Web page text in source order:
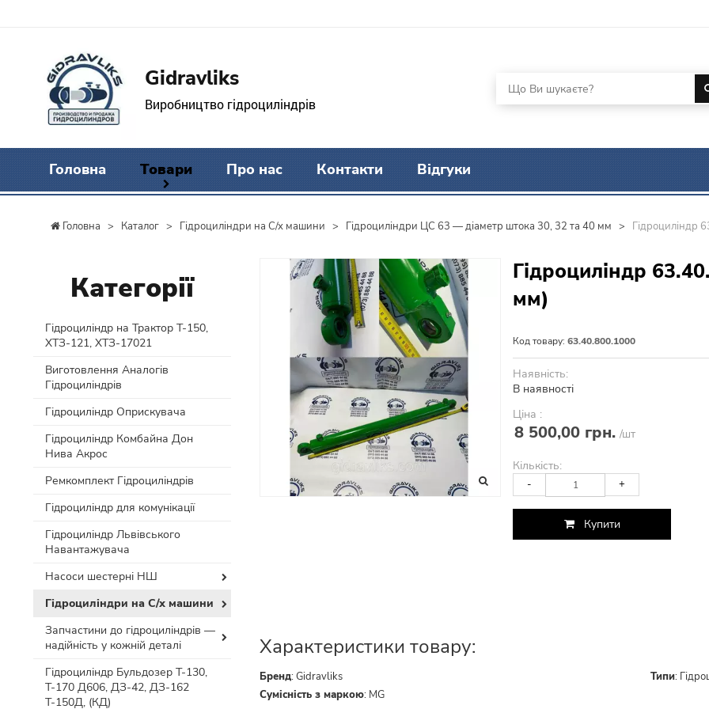
Gidravliks
Виробництво гідроциліндрів
Головна Товари Про нас Контакти Відгуки
Головна > Каталог > Гідроциліндри на С/х машини > Гідроциліндри ЦС 63 — діаметр штока 30, 32 та 40 мм > Гідроциліндр
Гідроциліндр
мм)
Код товару: 63.40.800.1000
Наявність:
В наявності
Ціна :
8 500,00 грн. /шт
Кількість:
- +
Купити
Характеристики товару:
Бренд:Gidravliks Типи:
Сумісність з маркою: MG
Категорії
Гідроциліндр на Трактор Т-150,
ХТЗ-121, ХТЗ-17021
Виготовлення Аналогів
Гідроциліндрів
Гідроциліндр Оприскувача
Гідроциліндр Комбайна Дон
Нива Акрос
Ремкомплект Гідроциліндрів
Гідроциліндр для комунікації
Гідроциліндр Львівського
Навантажувача
Насоси шестерні НШ
Гідроциліндри на С/х машини
Запчастини до гідроциліндрів —
надійність у кожній деталі
Гідроциліндр Бульдозер Т-130,
Т-170 Д606, ДЗ-42, ДЗ-162
Т-150Д, (КД)